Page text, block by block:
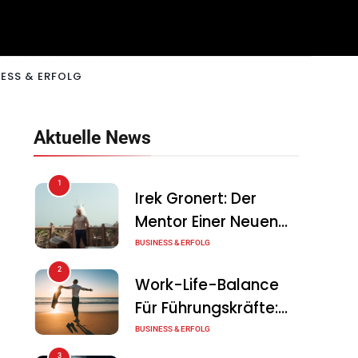
& ERFOLG
Aktuelle News
1
Irek Gronert: Der
Mentor Einer Neuen
Generation Von
BUSINESS & ERFOLG
2
Work-Life-Balance
Für Führungskräfte:
Illusion Oder Echte
BUSINESS & ERFOLG
3